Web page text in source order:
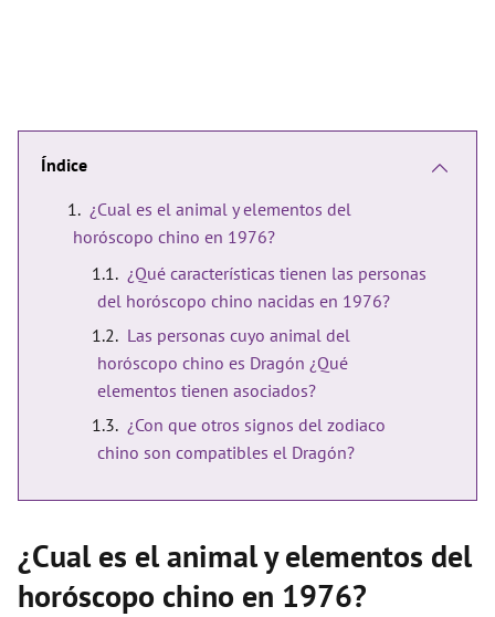
Índice
¿Cual es el animal y elementos del
horóscopo chino en 1976?
¿Qué características tienen las personas
del horóscopo chino nacidas en 1976?
Las personas cuyo animal del
horóscopo chino es Dragón ¿Qué
elementos tienen asociados?
¿Con que otros signos del zodiaco
chino son compatibles el Dragón?
¿Cual es el animal y elementos del
horóscopo chino en 1976?